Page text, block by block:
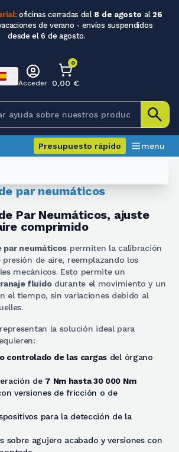
oficinas cerradas del 8 de agosto al 26
de verano - envíos suspendidos
desde el 6 de agosto.
Acceder
0
0,00 €
Presupuesto rápido menu
par neumáticos
Par Neumáticos, ajuste
comprimido
par neumáticos permiten la calibración
presión de aire, reemplazando los
mecánicos. Esto permite un
fluidodurante el movimiento y un
el tiempo, sin variaciones debido al
la solución ideal para
controlado de las cargas del órgano
de 7 Nm hasta 30 000 Nm
versiones de fricción o de
para la detección de la
sobre agujero acabado y versiones con